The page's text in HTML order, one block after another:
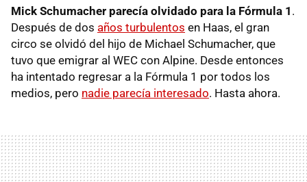
Mick Schumacher parecía olvidado para la Fórmula 1 .
Después de dos años turbulentos en Haas, el gran
circo se olvidó del hijo de Michael Schumacher, que
tuvo que emigrar al WEC con Alpine. Desde entonces
ha intentado regresar a la Fórmula 1 por todos los
medios, pero nadie parecía interesado. Hasta ahora.